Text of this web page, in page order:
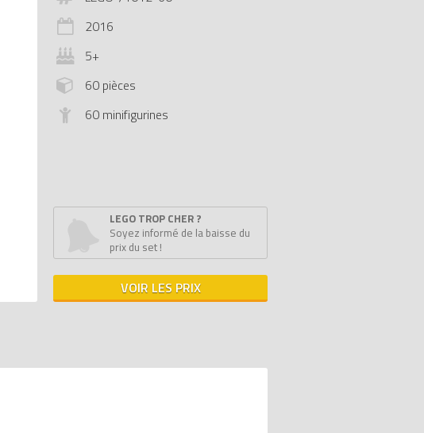
2016
5+
60 pièces
60 minifigurines
LEGO TROP CHER ?
Soyez informé de la baisse du
prix du set !
VOIR LES PRIX